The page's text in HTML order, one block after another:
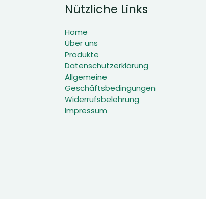
Nützliche Links
Home
Über uns
Produkte
Datenschutzerklärung
Allgemeine
Geschäftsbedingungen
Widerrufsbelehrung
Impressum